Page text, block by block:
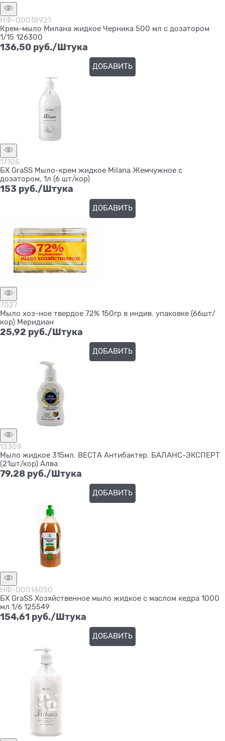
НФ-00018921
Крем-мыло Милана жидкое Черника 500 мл с дозатором
1/15 126300
136,50 руб./Штука
ДОБАВИТЬ
17105
БХ GraSS Мыло-крем жидкое Milana Жемчужное с
дозатором, 1л (6 шт/кор)
153 руб./Штука
ДОБАВИТЬ
7027
Мыло хоз-ное твердое 72% 150гр в индив. упаковке (66шт/
кор) Меридиан
25,92 руб./Штука
ДОБАВИТЬ
13309
Мыло жидкое 315мл. ВЕСТА Антибактер. БАЛАНС-ЭКСПЕРТ
(21шт/кор) Алва
79,28 руб./Штука
ДОБАВИТЬ
НФ-00014050
БХ GraSS Хозяйственное мыло жидкое с маслом кедра 1000
мл 1/6 125549
154,61 руб./Штука
ДОБАВИТЬ